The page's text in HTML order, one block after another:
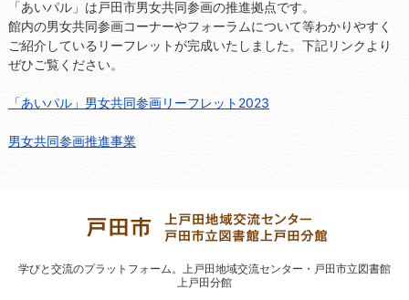
「あいパル」は戸田市男女共同参画の推進拠点です。
館内の男女共同参画コーナーやフォーラムについて等わかりやすく
ご紹介しているリーフレットが完成いたしました。下記リンクより
ぜひご覧ください。
「あいパル」男女共同参画リーフレット2023
男女共同参画推進事業
学びと交流のプラットフォーム。
上戸田地域交流センター・戸田市立図書館
上戸田分館